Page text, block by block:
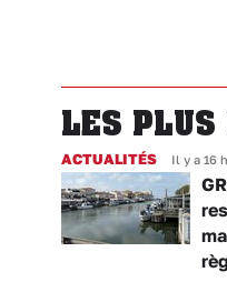
LES PLUS
ACTUALITÉS Il y a 16 h